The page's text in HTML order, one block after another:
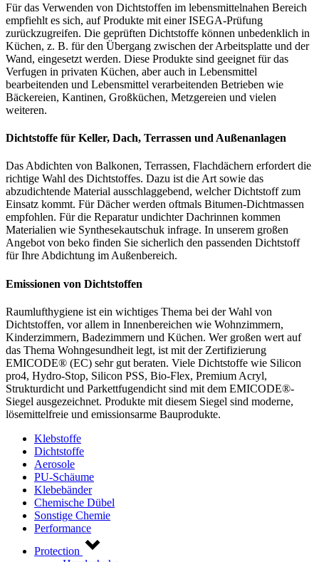
Für das Verwenden von Dichtstoffen im lebensmittelnahen Bereich
empfiehlt es sich, auf Produkte mit einer ISEGA-Prüfung
zurückzugreifen. Die geprüften Dichtstoffe können unbedenklich in
Küchen, z. B. für den Übergang zwischen der Arbeitsplatte und der
Wand, eingesetzt werden. Diese Produkte sind geeignet für das
Verfugen in privaten Küchen, aber auch in Lebensmittel
bearbeitenden und Lebensmittel verarbeitenden Betrieben wie
Bäckereien, Kantinen, Großküchen, Metzgereien und vielen
weiteren.
Dichtstoffe für Keller, Dach, Terrassen und Außenanlagen
Das Abdichten von Balkonen, Terrassen, Flachdächern erfordert die
richtige Wahl des Dichtstoffes. Dazu ist die Art sowie das
abzudichtende Material ausschlaggebend, welcher Dichtstoff zum
Einsatz kommt. Für Dächer werden oftmals Bitumen-Dichtmassen
empfohlen. Für die Reparatur undichter Dachrinnen kommen
Materialien wie Synthesekautschuk infrage. In unserem großen
Angebot von beko finden Sie sicherlich den passenden Dichtstoff
für Ihre Abdichtung im Außenbereich.
Emissionen von Dichtstoffen
Raumlufthygiene ist ein wichtiges Thema bei der Wahl von
Dichtstoffen, vor allem in Innenbereichen wie Wohnzimmern,
Kinderzimmern, Badezimmern und Küchen. Wer großen wert auf
das Thema Wohngesundheit legt, ist mit der Zertifizierung
EMICODE® (EC) sehr gut beraten. Viele Dichtstoffe wie Silicon
pro4, Hydro-Stop, Silicon PSS, Bio-Flex, Premium Acryl,
Strukturdicht und Parkettfugendicht sind mit dem EMICODE®-
Siegel ausgezeichnet. Produkte mit diesem Siegel sind moderne,
lösemittelfreie und emissionsarme Bauprodukte.
Klebstoffe
Dichtstoffe
Aerosole
PU-Schäume
Klebebänder
Chemische Dübel
Sonstige Chemie
Performance
Protection